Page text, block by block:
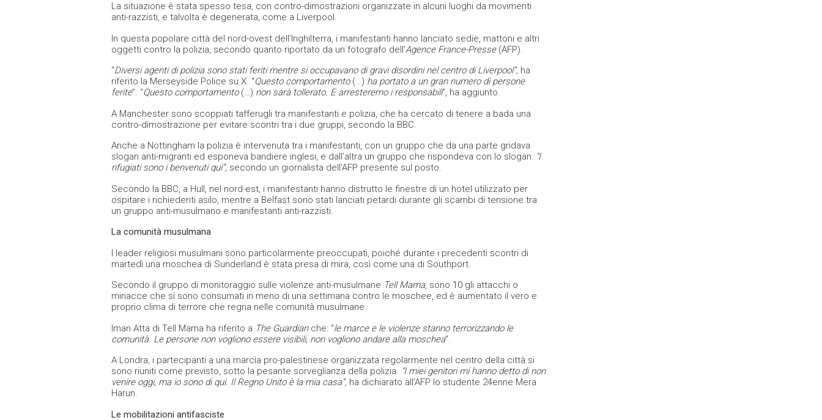
La situazione è stata spesso tesa, con contro-dimostrazioni organizzate in alcuni luoghi da movimenti
anti-razzisti, e talvolta è degenerata, come a Liverpool.
In questa popolare città del nord-ovest dell’Inghilterra, i manifestanti hanno lanciato sedie, mattoni e altri
oggetti contro la polizia, secondo quanto riportato da un fotografo dell’Agence France-Presse(AFP).
“Diversi agenti di polizia sono stati feriti mentre si occupavano di gravi disordini nel centro di Liverpool”, ha
riferito la Merseyside Police su X. “Questo comportamento(…) ha portato a un gran numero di persone
ferite”. “Questo comportamento (…) non sarà tollerato. E arresteremo i responsabili”, ha aggiunto.
A Manchester sono scoppiati tafferugli tra manifestanti e polizia, che ha cercato di tenere a bada una
contro-dimostrazione per evitare scontri tra i due gruppi, secondo la BBC.
Anche a Nottingham la polizia è intervenuta tra i manifestanti, con un gruppo che da una parte gridava
slogan anti-migranti ed esponeva bandiere inglesi, e dall’altra un gruppo che rispondeva con lo slogan: “I
rifugiati sono i benvenuti qui”, secondo un giornalista dell’AFP presente sul posto.
Secondo la BBC, a Hull, nel nord-est, i manifestanti hanno distrutto le finestre di un hotel utilizzato per
ospitare i richiedenti asilo, mentre a Belfast sono stati lanciati petardi durante gli scambi di tensione tra
un gruppo anti-musulmano e manifestanti anti-razzisti.
La comunità musulmana
I leader religiosi musulmani sono particolarmente preoccupati, poiché durante i precedenti scontri di
martedì una moschea di Sunderland è stata presa di mira, così come una di Southport.
Secondo il gruppo di monitoraggio sulle violenze anti-musulmane Tell Mama, sono 10 gli attacchi o
minacce che si sono consumati in meno di una settimana contro le moschee, ed è aumentato il vero e
proprio clima di terrore che regna nelle comunità musulmane.
Iman Atta di Tell Mama ha riferito a The Guardianche: “le marce e le violenze stanno terrorizzando le
comunità. Le persone non vogliono essere visibili, non vogliono andare alla moschea”.
A Londra, i partecipanti a una marcia pro-palestinese organizzata regolarmente nel centro della città si
sono riuniti come previsto, sotto la pesante sorveglianza della polizia. “I miei genitori mi hanno detto di non
venire oggi, ma io sono di qui. Il Regno Unito è la mia casa”, ha dichiarato all’AFP lo studente 24enne Mera
Harun.
Le mobilitazioni antifasciste